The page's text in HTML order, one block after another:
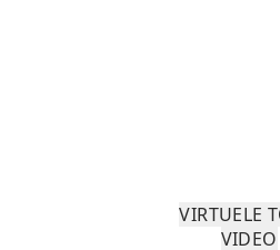
VIRTUELE
VIDEO